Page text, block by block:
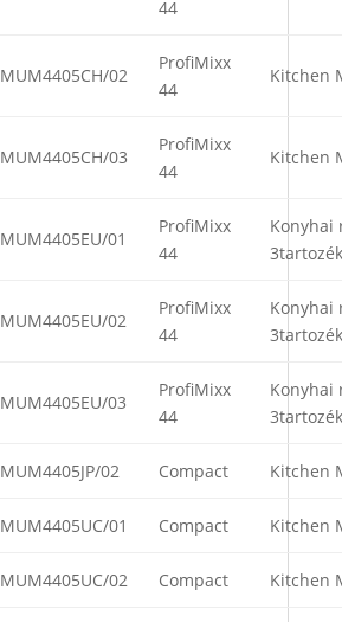
44
MUM4405CH/02
ProfiMixx
44
Kitchen
MUM4405CH/03
ProfiMixx
44
Kitchen
MUM4405EU/01
ProfiMixx
44
Konyhai
MUM4405EU/02
ProfiMixx
44
Konyhai
MUM4405EU/03
ProfiMixx
44
Konyhai
MUM4405JP/02 Compact Kitchen
MUM4405UC/01 Compact Kitchen
MUM4405UC/02 Compact Kitchen